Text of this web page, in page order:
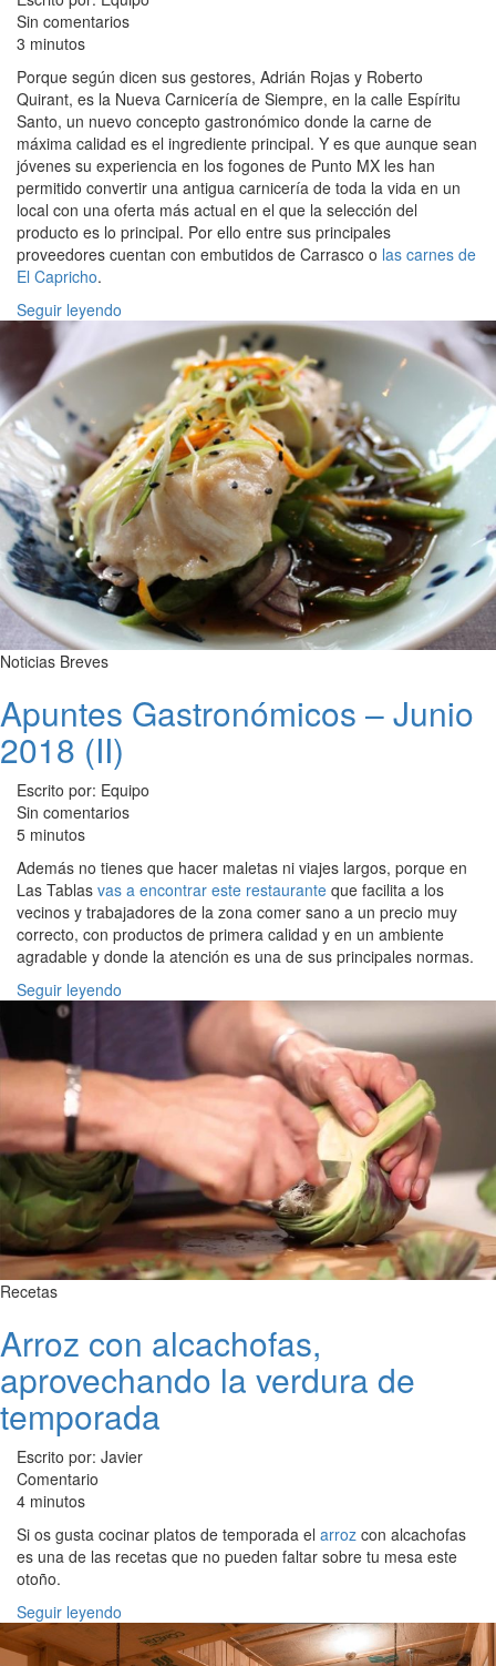
Sin comentarios
3 minutos
Porque según dicen sus gestores, Adrián Rojas y Roberto
Quirant, es la Nueva Carnicería de Siempre, en la calle Espíritu
Santo, un nuevo concepto gastronómico donde la carne de
máxima calidad es el ingrediente principal. Y es que aunque sean
jóvenes su experiencia en los fogones de Punto MX les han
permitido convertir una antigua carnicería de toda la vida en un
local con una oferta más actual en el que la selección del
producto es lo principal. Por ello entre sus principales
proveedores cuentan con embutidos de Carrasco o las carnes de
El Capricho.
Seguir leyendo
Noticias Breves
Apuntes Gastronómicos – Junio
2018 (II)
Escrito por: Equipo
Sin comentarios
5 minutos
Además no tienes que hacer maletas ni viajes largos, porque en
Las Tablas vas a encontrar este restaurante que facilita a los
vecinos y trabajadores de la zona comer sano a un precio muy
correcto, con productos de primera calidad y en un ambiente
agradable y donde la atención es una de sus principales normas.
Seguir leyendo
Recetas
Arroz con alcachofas,
aprovechando la verdura de
temporada
Escrito por: Javier
Comentario
4 minutos
Si os gusta cocinar platos de temporada el arroz con alcachofas
es una de las recetas que no pueden faltar sobre tu mesa este
otoño.
Seguir leyendo